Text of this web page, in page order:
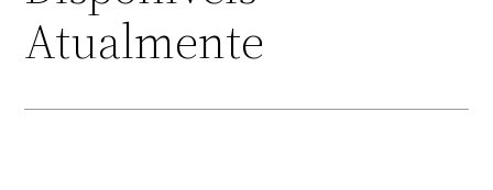
Atualmente